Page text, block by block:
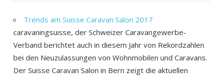
Trends am Suisse Caravan Salon 2017
caravaningsuisse, der Schweizer Caravangewerbe-
Verband berichtet auch in diesem Jahr von Rekordzahlen
bei den Neuzulassungen von Wohnmobilen und Caravans.
Der Suisse Caravan Salon in Bern zeigt die aktuellen